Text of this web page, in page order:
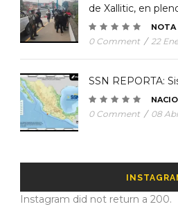
de Xallitic, en
NOTA
0 Comment / 22
SSN REPORTA:
0 Comment / 08
Instagram did not return a 200.